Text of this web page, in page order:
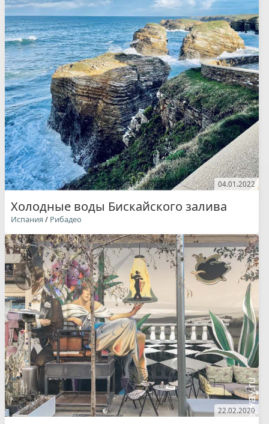
04.01.2022
Холодные воды Бискайского залива
Испания / Рибадео
22.02.2020